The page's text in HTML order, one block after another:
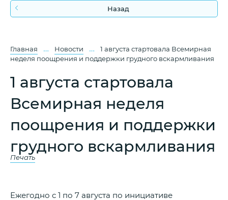
Назад
Главная … Новости …
1 августа стартовала Всемирная
неделя поощрения и поддержки грудного вскармливания
1 августа стартовала
Всемирная неделя
поощрения и поддержки
грудного вскармливания
Печать
Ежегодно с 1 по 7 августа по инициативе